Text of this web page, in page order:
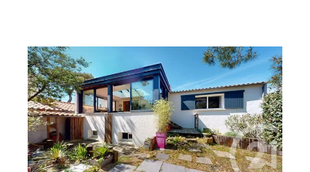
LA TRANCHE SUR MER 85
139,61 m2, 9 pièces
Ref : 2842
Maison à vendre
621 900 €